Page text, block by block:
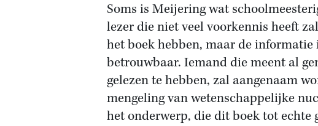
Soms is Meijering wat
lezer die niet veel voorkennis heeft
het boek hebben, maar de informatie
betrouwbaar. Iemand die meent al
gelezen te hebben, zal aangenaam
mengeling van wetenschappelijke
het onderwerp, die dit boek tot echte